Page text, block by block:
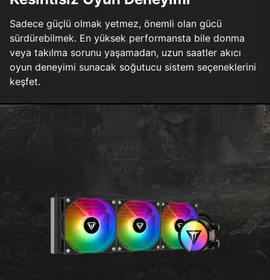
Sadece güçlü olmak yetmez, önemli olan gücü
sürdürebilmek. En yüksek performansta bile donma
veya takılma sorunu yaşamadan, uzun saatler akıcı
oyun deneyimi sunacak soğutucu sistem seçeneklerini
keşfet.